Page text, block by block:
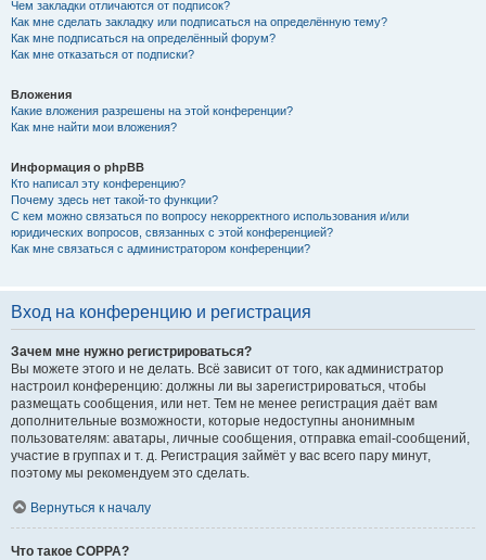
Чем закладки отличаются от подписок?
Как мне сделать закладку или подписаться на определённую тему?
Как мне подписаться на определённый форум?
Как мне отказаться от подписки?
Вложения
Какие вложения разрешены на этой конференции?
Как мне найти мои вложения?
Информация о phpBB
Кто написал эту конференцию?
Почему здесь нет такой-то функции?
С кем можно связаться по вопросу некорректного использования и/или
юридических вопросов, связанных с этой конференцией?
Как мне связаться с администратором конференции?
Вход на конференцию и регистрация
Зачем мне нужно регистрироваться?
Вы можете этого и не делать. Всё зависит от того, как администратор
настроил конференцию: должны ли вы зарегистрироваться, чтобы
размещать сообщения, или нет. Тем не менее регистрация даёт вам
дополнительные возможности, которые недоступны анонимным
пользователям: аватары, личные сообщения, отправка email-сообщений,
участие в группах и т. д. Регистрация займёт у вас всего пару минут,
поэтому мы рекомендуем это сделать.
Вернуться к началу
Что такое COPPA?